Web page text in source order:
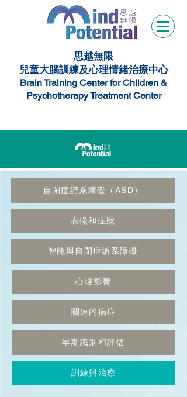
思越無限
兒童大腦訓練及心理情緒治療中心
Brain Training Center for Children &
Psychotherapy Treatment Center
自閉症譜系障礙（ASD）
表徵和症狀
智能與自閉症譜系障礙
心理影響
關連的病症
早期識別和評估
訓練與治療